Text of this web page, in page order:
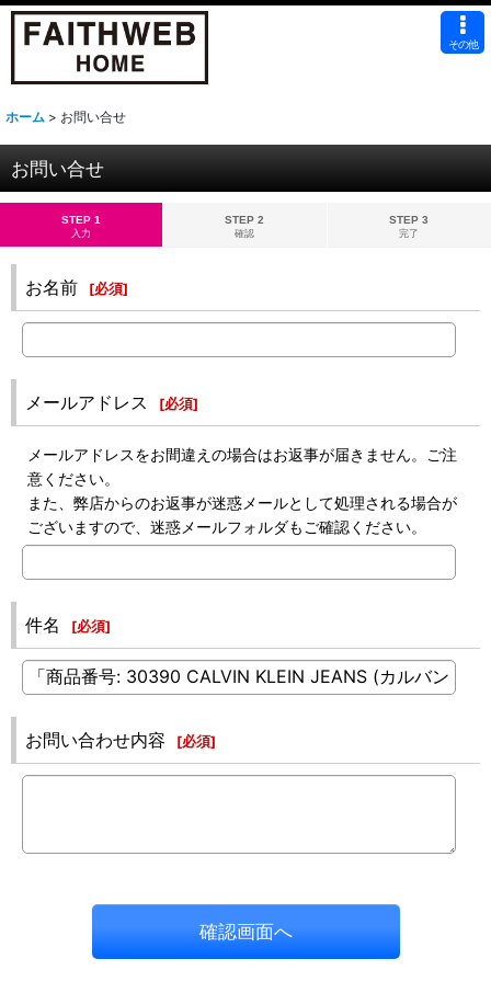
その他
ホーム > お問い合せ
お問い合せ
STEP 1
入力
STEP 2
確認
STEP 3
完了
お名前 [必須]
メールアドレス [必須]
メールアドレスをお間違えの場合はお返事が届きません。ご注
意ください。
また、弊店からのお返事が迷惑メールとして処理される場合が
ございますので、迷惑メールフォルダもご確認ください。
件名 [必須]
お問い合わせ内容 [必須]
確認画面へ